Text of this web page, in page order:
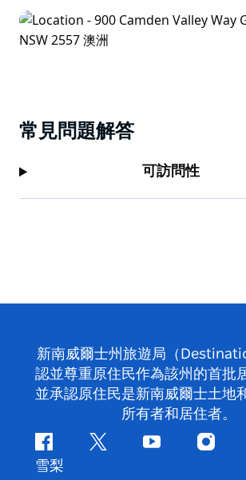
常見問題解答
可訪問性
新南威爾士州旅遊局（
認並尊重原住民作為該州的首批
並承認原住民是新南威爾士土地
所有者和居住者。
Facebook嘰
Youtube
雪梨